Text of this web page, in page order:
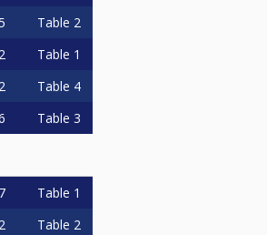
Table 2
Table 1
Table 4
Table 3
Table 1
Table 2